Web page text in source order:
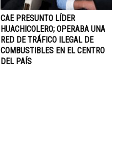
CAE PRESUNTO LÍDER
HUACHICOLERO; OPERABA UNA
RED DE TRÁFICO ILEGAL DE
COMBUSTIBLES EN EL CENTRO
DEL PAÍS